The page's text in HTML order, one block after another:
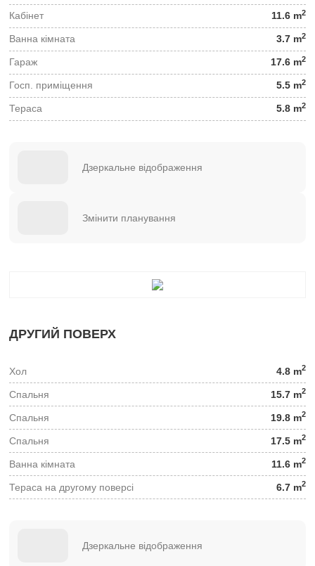
Кабінет 11.6 m2
Ванна кімната 3.7 m2
Гараж 17.6 m2
Госп. приміщення 5.5 m2
Тераса 5.8 m2
Дзеркальне відображення
Змінити планування
ДРУГИЙ ПОВЕРХ
Хол 4.8 m2
Спальня 15.7 m2
Спальня 19.8 m2
Спальня 17.5 m2
Ванна кімната 11.6 m2
Тераса на другому поверсі 6.7 m2
Дзеркальне відображення